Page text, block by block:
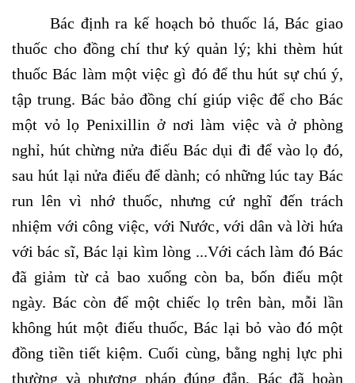
Bác định ra kế hoạch bỏ thuốc lá, Bác giao
thuốc cho đồng chí thư ký quản lý; khi thèm hút
thuốc Bác làm một việc gì đó để thu hút sự chú ý,
tập trung. Bác bảo đồng chí giúp việc để cho Bác
một vỏ lọ Penixillin ở nơi làm việc và ở phòng
nghỉ, hút chừng nửa điếu Bác dụi đi để vào lọ đó,
sau hút lại nửa điếu để dành; có những lúc tay Bác
run lên vì nhớ thuốc, nhưng cứ nghĩ đến trách
nhiệm với công việc, với Nước, với dân và lời hứa
với bác sĩ, Bác lại kìm lòng ...Với cách làm đó Bác
đã giảm từ cả bao xuống còn ba, bốn điếu một
ngày. Bác còn để một chiếc lọ trên bàn, mỗi lần
không hút một điếu thuốc, Bác lại bỏ vào đó một
đồng tiền tiết kiệm. Cuối cùng, bằng nghị lực phi
thường và phương pháp đúng đắn, Bác đã hoàn